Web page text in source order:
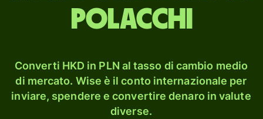
polacchi
Converti HKD in PLN al tasso di cambio medio
di mercato. Wise è il conto internazionale per
inviare, spendere e convertire denaro in valute
diverse.